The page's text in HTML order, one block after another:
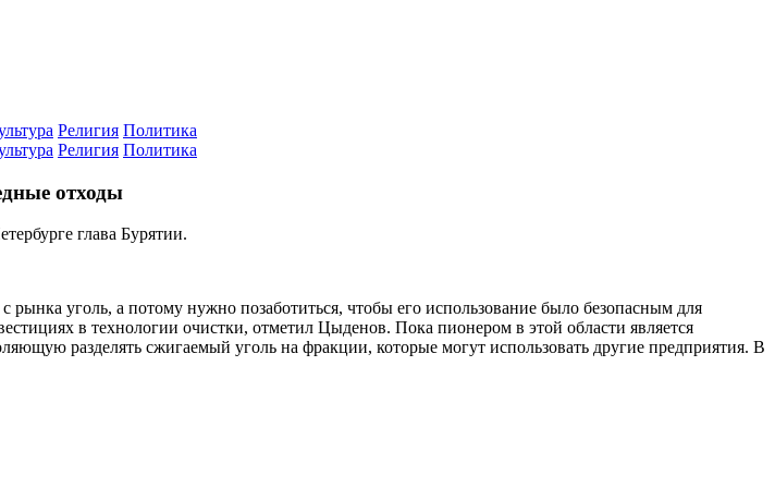
Религия Политика
Религия Политика
отходы
глава Бурятии.
уголь, а потому нужно позаботиться, чтобы его использование было безопасным для
в технологии очистки, отметил Цыденов. Пока пионером в этой области является
разделять сжигаемый уголь на фракции, которые могут использовать другие предприятия. В